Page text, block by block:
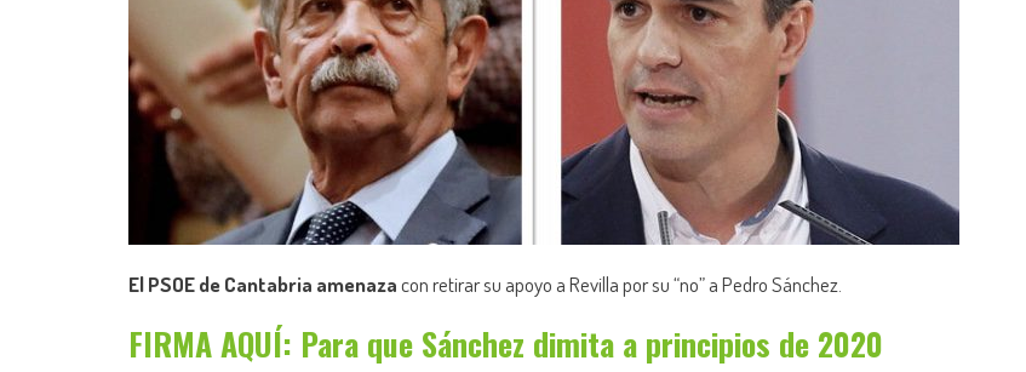
El PSOE de Cantabria amenazacon retirar su apoyo a Revilla por su “no” a Pedro Sánchez.
FIRMA AQUÍ: Para que Sánchez dimita a principios de 2020